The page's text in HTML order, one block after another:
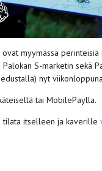
myymässä
S-marketin sekä
nyt
tai MobilePaylla.
tilata itselleen ja kaverille